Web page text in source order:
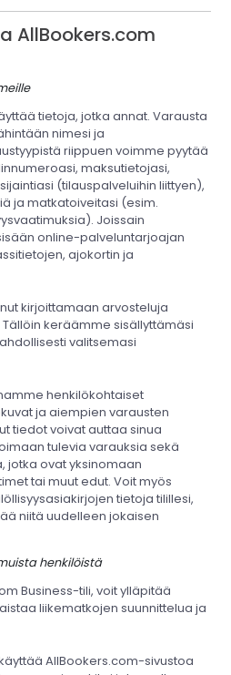
AllBookers.com
tietoja, jotka annat. Varausta
nimesi ja
riippuen voimme pyytää
maksutietojasi,
(tilauspalveluihin liittyen),
ja matkatoiveitasi (esim.
Joissain
online-palveluntarjoajan
ajokortin ja
kirjoittamaan arvosteluja
keräämme sisällyttämäsi
valitsemasi
henkilökohtaiset
ja aiempien varausten
tiedot voivat auttaa sinua
tulevia varauksia sekä
jotka ovat yksinomaan
tai muut edut. Voit myös
tietoja tilillesi,
niitä uudelleen jokaisen
henkilöistä
Business-tili, voit ylläpitää
liikematkojen suunnittelua ja
AllBookers.com-sivustoa